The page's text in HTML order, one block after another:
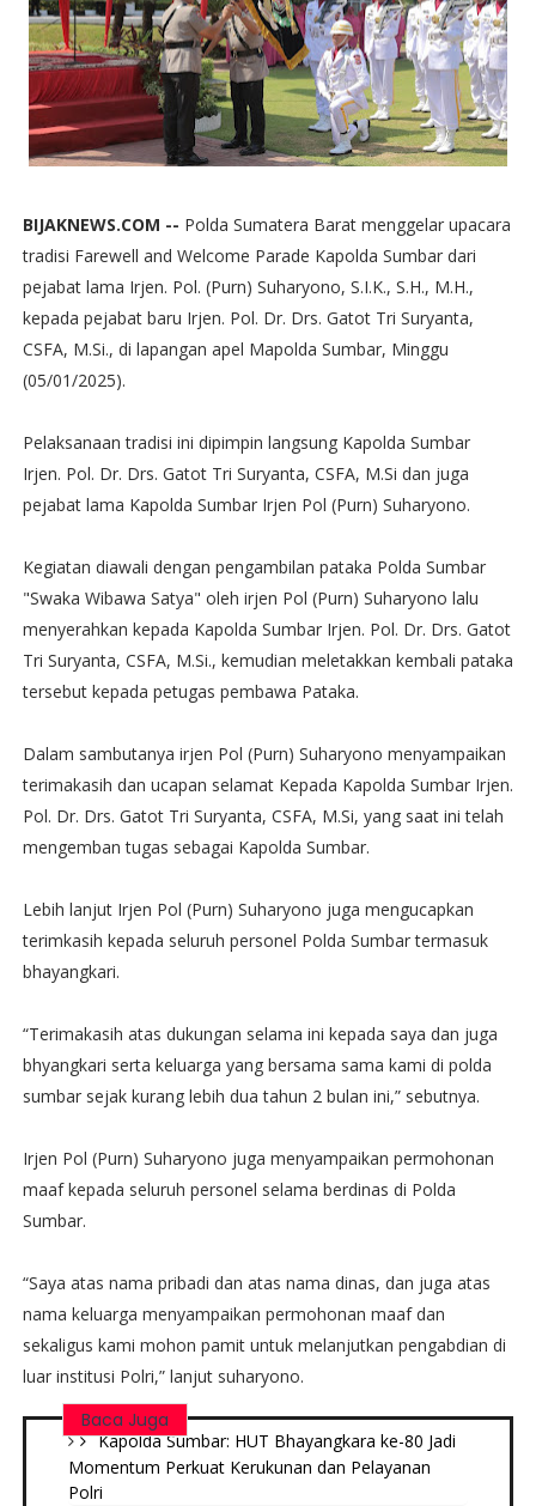
BIJAKNEWS.COM -- Polda Sumatera Barat menggelar upacara
tradisi Farewell and Welcome Parade Kapolda Sumbar dari
pejabat lama Irjen. Pol. (Purn) Suharyono, S.I.K., S.H., M.H.,
kepada pejabat baru Irjen. Pol. Dr. Drs. Gatot Tri Suryanta,
CSFA, M.Si., di lapangan apel Mapolda Sumbar, Minggu
(05/01/2025).
Pelaksanaan tradisi ini dipimpin langsung Kapolda Sumbar
Irjen. Pol. Dr. Drs. Gatot Tri Suryanta, CSFA, M.Si dan juga
pejabat lama Kapolda Sumbar Irjen Pol (Purn) Suharyono.
Kegiatan diawali dengan pengambilan pataka Polda Sumbar
"Swaka Wibawa Satya" oleh irjen Pol (Purn) Suharyono lalu
menyerahkan kepada Kapolda Sumbar Irjen. Pol. Dr. Drs. Gatot
Tri Suryanta, CSFA, M.Si., kemudian meletakkan kembali pataka
tersebut kepada petugas pembawa Pataka.
Dalam sambutanya irjen Pol (Purn) Suharyono menyampaikan
terimakasih dan ucapan selamat Kepada Kapolda Sumbar Irjen.
Pol. Dr. Drs. Gatot Tri Suryanta, CSFA, M.Si, yang saat ini telah
mengemban tugas sebagai Kapolda Sumbar.
Lebih lanjut Irjen Pol (Purn) Suharyono juga mengucapkan
terimkasih kepada seluruh personel Polda Sumbar termasuk
bhayangkari.
“Terimakasih atas dukungan selama ini kepada saya dan juga
bhyangkari serta keluarga yang bersama sama kami di polda
sumbar sejak kurang lebih dua tahun 2 bulan ini,” sebutnya.
Irjen Pol (Purn) Suharyono juga menyampaikan permohonan
maaf kepada seluruh personel selama berdinas di Polda
Sumbar.
“Saya atas nama pribadi dan atas nama dinas, dan juga atas
nama keluarga menyampaikan permohonan maaf dan
sekaligus kami mohon pamit untuk melanjutkan pengabdian di
luar institusi Polri,” lanjut suharyono.
Baca Juga
Kapolda Sumbar: HUT Bhayangkara ke-80 Jadi
Momentum Perkuat Kerukunan dan Pelayanan
Polri